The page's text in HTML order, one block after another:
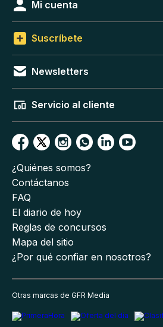
Mi cuenta
Suscríbete
Newsletters
Servicio al cliente
¿Quiénes somos?
Contáctanos
FAQ
El diario de hoy
Reglas de concursos
Mapa del sitio
¿Por qué confiar en nosotros?
Otras marcas de GFR Media